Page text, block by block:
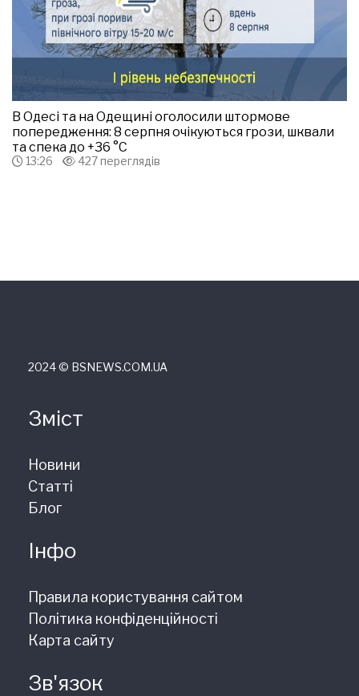
В Одесі та на Одещині оголосили штормове
попередження: 8 серпня очікуються грози, шквали
та спека до +36 °С
13:26 427 переглядів
2024 © ВSNEWS.COM.UA
Зміст
Новини
Статті
Блог
Інфо
Правила користування сайтом
Політика конфіденційності
Карта сайту
Зв'язок